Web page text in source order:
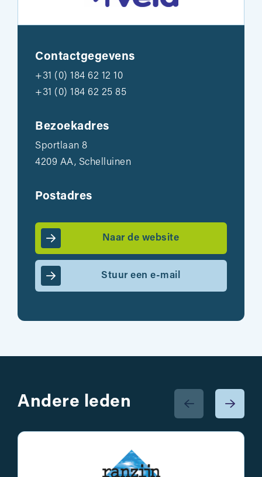
Contactgegevens
+31 (0) 184 62 12 10
+31 (0) 184 62 25 85
Bezoekadres
Sportlaan 8
4209 AA, Schelluinen
Postadres
Naar de website
Stuur een e-mail
Andere leden